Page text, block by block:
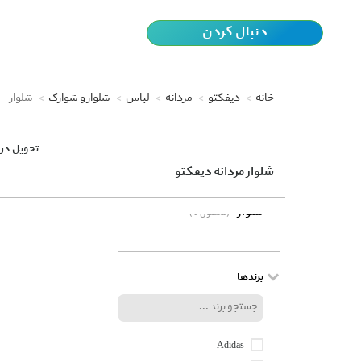
دنبال کردن
تحویل در
خانه دیفکتو مردانه لباس شلوار و شوارک شلوار
شلوار مردانه دیفکتو
(0 محصول) شلوار
برندها
Adidas